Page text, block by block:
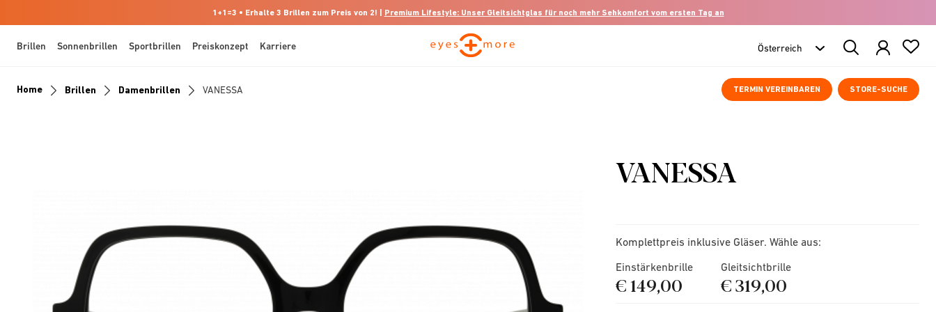
1+1=3 • Erhalte 3 Brillen zum Preis von 2! | Premium Lifestyle: Unser Gleitsichtglas für noch mehr Sehkomfort vom ersten Tag an
Brillen Sonnenbrillen Sportbrillen Preiskonzept Karriere
Search
Products
TERMIN VEREINBAREN STORE-SUCHE
Home Brillen Damenbrillen VANESSA
VANESSA
Komplettpreis inklusive Gläser. Wähle aus:
Einstärkenbrille
€ 149,00
Gleitsichtbrille
€ 319,00